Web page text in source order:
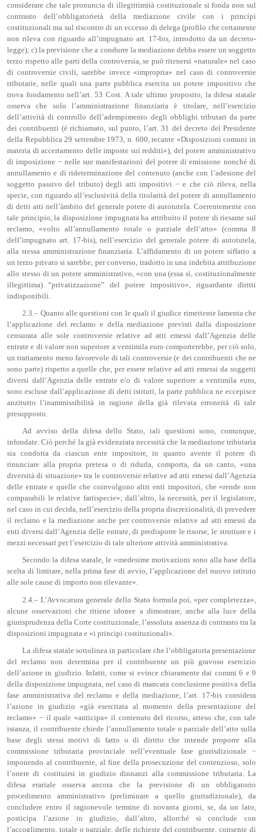
considerare che tale pronuncia di illegittimità costituzionale si fonda non sul
contrasto dell’obbligatorietà della mediazione civile con i princípi
costituzionali ma sul riscontro di un eccesso di delega (profilo che certamente
non rileva con riguardo all’impugnato art. 17-bis, introdotto da un decreto-
legge); c) la previsione che a condurre la mediazione debba essere un soggetto
terzo rispetto alle parti della controversia, se può ritenersi «naturale» nel caso
di controversie civili, sarebbe invece «impropria» nel caso di controversie
tributarie, nelle quali una parte pubblica esercita un potere impositivo che
trova fondamento nell’art. 53 Cost. A tale ultimo proposito, la difesa statale
osserva che solo l’amministrazione finanziaria è titolare, nell’esercizio
dell’attività di controllo dell’adempimento degli obblighi tributari da parte
dei contribuenti (è richiamato, sul punto, l’art. 31 del decreto del Presidente
della Repubblica 29 settembre 1973, n. 600, recante «Disposizioni comuni in
materia di accertamento delle imposte sui redditi»), del potere amministrativo
di imposizione − nelle sue manifestazioni del potere di emissione nonché di
annullamento e di rideterminazione del contenuto (anche con l’adesione del
soggetto passivo del tributo) degli atti impositivi − e che ciò rileva, nella
specie, con riguardo all’esclusività della titolarità del potere di annullamento
di detti atti nell’àmbito del generale potere di autotutela. Coerentemente con
tale principio, la disposizione impugnata ha attribuito il potere di riesame sul
reclamo, «volto all’annullamento totale o parziale dell’atto» (comma 8
dell’impugnato art. 17-bis), nell’esercizio del generale potere di autotutela,
alla stessa amministrazione finanziaria. L’affidamento di un potere siffatto a
un terzo privato si sarebbe, per converso, tradotto in una indebita attribuzione
allo stesso di un potere amministrativo, «con una (essa sì, costituzionalmente
illegittima) “privatizzazione” del potere impositivo», riguardante diritti
indisponibili.
2.3.– Quanto alle questioni con le quali il giudice rimettente lamenta che
l’applicazione del reclamo e della mediazione previsti dalla disposizione
censurata alle sole controversie relative ad atti emessi dall’Agenzia delle
entrate e di valore non superiore a ventimila euro comporterebbe, per ciò solo,
un trattamento meno favorevole di tali controversie (e dei contribuenti che ne
sono parte) rispetto a quelle che, per essere relative ad atti emessi da soggetti
diversi dall’Agenzia delle entrate e/o di valore superiore a ventimila euro,
sono escluse dall’applicazione di detti istituti, la parte pubblica ne eccepisce
anzitutto l’inammissibilità in ragione della già rilevata erroneità di tale
presupposto.
Ad avviso della difesa dello Stato, tali questioni sono, comunque,
infondate. Ciò perché la già evidenziata necessità che la mediazione tributaria
sia condotta da ciascun ente impositore, in quanto avente il potere di
rinunciare alla propria pretesa o di ridurla, comporta, da un canto, «una
diversità di situazione» tra le controversie relative ad atti emessi dall’Agenzia
delle entrate e quelle che coinvolgono altri enti impositori, che «rende non
comparabili le relative fattispecie»; dall’altro, la necessità, per il legislatore,
nel caso in cui decida, nell’esercizio della propria discrezionalità, di prevedere
il reclamo e la mediazione anche per controversie relative ad atti emessi da
enti diversi dall’Agenzia delle entrate, di predisporre le risorse, le strutture e i
mezzi necessari per l’esercizio di tale ulteriore attività amministrativa.
Secondo la difesa statale, le «medesime motivazioni sono alla base della
scelta di limitare, nella prima fase di avvio, l’applicazione del nuovo istituto
alle sole cause di importo non rilevante».
2.4.– L’Avvocatura generale dello Stato formula poi, «per completezza»,
alcune osservazioni che ritiene idonee a dimostrare, anche alla luce della
giurisprudenza della Corte costituzionale, l’assoluta assenza di contrasto tra la
disposizioni impugnata e «i principi costituzionali».
La difesa statale sottolinea in particolare che l’obbligatoria presentazione
del reclamo non determina per il contribuente un più gravoso esercizio
dell’azione in giudizio. Infatti, come si evince chiaramente dai commi 6 e 9
della disposizione impugnata, nel caso di mancata conclusione positiva della
fase amministrativa del reclamo e della mediazione, l’art. 17-bis considera
l’azione in giudizio «già esercitata al momento della presentazione del
reclamo» − il quale «anticipa» il contenuto del ricorso, atteso che, con tale
istanza, il contribuente chiede l’annullamento totale o parziale dell’atto sulla
base degli stessi motivi di fatto o di diritto che intende proporre alla
commissione tributaria provinciale nell’eventuale fase giurisdizionale −
imponendo al contribuente, al fine della prosecuzione del contenzioso, solo
l’onere di costituirsi in giudizio dinnanzi alla commissione tributaria. La
difesa erariale osserva ancora che la previsione di un obbligatorio
procedimento amministrativo (preliminare a quello giurisdizionale), da
concludere entro il ragionevole termine di novanta giorni, se, da un lato,
posticipa l’azione in giudizio, dall’altro, allorché si conclude con
l’accoglimento, totale o parziale, delle richieste del contribuente, consente di